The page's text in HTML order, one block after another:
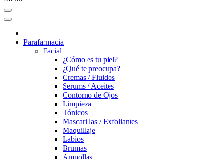
Parafarmacia
Facial
¿Cómo es tu piel?
¿Qué te preocupa?
Cremas / Fluidos
Serums / Aceites
Contorno de Ojos
Limpieza
Tónicos
Mascarillas / Exfoliantes
Maquillaje
Labios
Brumas
Ampollas